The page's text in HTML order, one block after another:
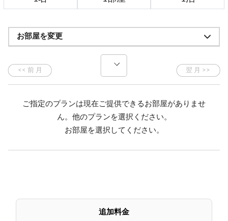
お部屋を変更
ご指定のプランは現在ご提供できるお部屋がありませ
ん。他のプランを選択ください。
お部屋を選択してください。
追加料金